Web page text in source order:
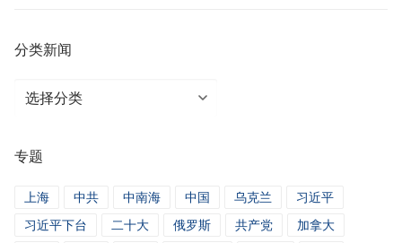
分类新闻
分
闻
专题
上海 中共 中南海 中国 乌克兰
习近平
习近平下台
二十大 俄罗斯 共产党
加拿大